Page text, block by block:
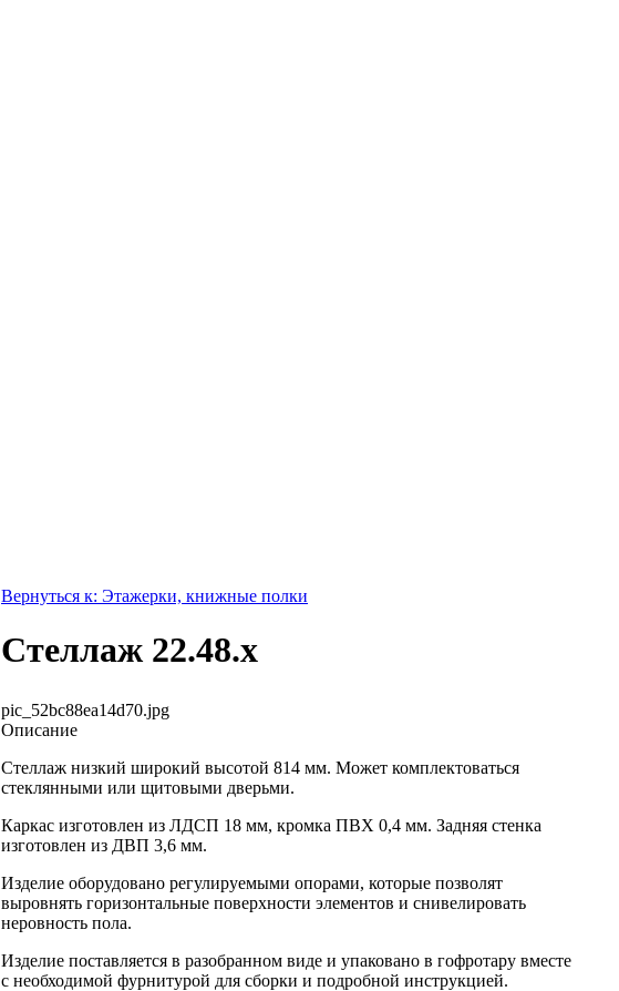
Вернуться к: Этажерки, книжные полки
Стеллаж 22.48.х
pic_52bc88ea14d70.jpg
Описание
Стеллаж низкий широкий высотой 814 мм. Может комплектоваться
стеклянными или щитовыми дверьми.
Каркас изготовлен из ЛДСП 18 мм, кромка ПВХ 0,4 мм. Задняя стенка
изготовлен из ДВП 3,6 мм.
Изделие оборудовано регулируемыми опорами, которые позволят
выровнять горизонтальные поверхности элементов и снивелировать
неровность пола.
Изделие поставляется в разобранном виде и упаковано в гофротару вместе
с необходимой фурнитурой для сборки и подробной инструкцией.